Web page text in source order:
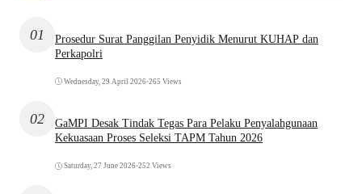
01
Prosedur Surat Panggilan Penyidik Menurut KUHAP dan
Perkapolri
Wednesday, 29 April 2026•265 Views
02
GaMPI Desak Tindak Tegas Para Pelaku Penyalahgunaan
Kekuasaan Proses Seleksi TAPM Tahun 2026
Saturday, 27 June 2026•252 Views